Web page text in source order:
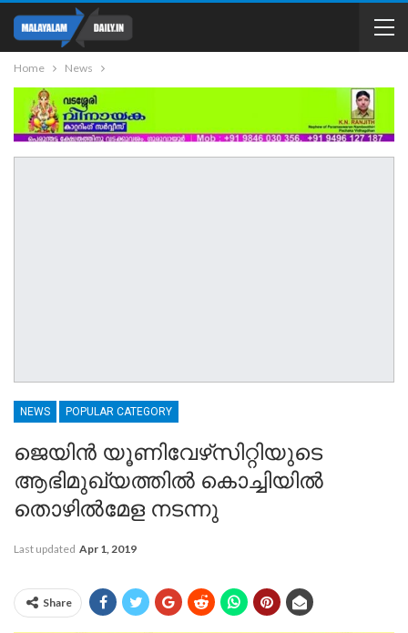
Home News
NEWS POPULAR CATEGORY
ജെയിന്‍ യൂണിവേഴ്‌സിറ്റിയുടെ
ആഭിമുഖ്യത്തില്‍ കൊച്ചിയില്‍
തൊഴില്‍മേള നടന്നു
Last updated Apr 1, 2019
Share